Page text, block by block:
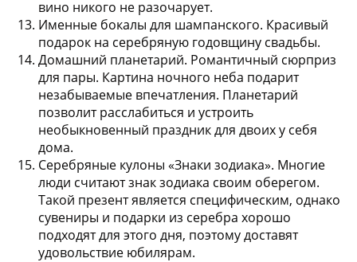
вино никого не разочарует.
Именные бокалы для шампанского. Красивый
подарок на серебряную годовщину свадьбы.
Домашний планетарий. Романтичный сюрприз
для пары. Картина ночного неба подарит
незабываемые впечатления. Планетарий
позволит расслабиться и устроить
необыкновенный праздник для двоих у себя
дома.
Серебряные кулоны «Знаки зодиака». Многие
люди считают знак зодиака своим оберегом.
Такой презент является специфическим, однако
сувениры и подарки из серебра хорошо
подходят для этого дня, поэтому доставят
удовольствие юбилярам.